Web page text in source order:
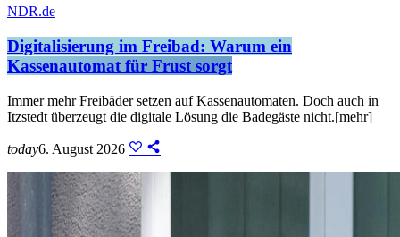
NDR.de
Digitalisierung im Freibad: Warum ein
Kassenautomat für Frust sorgt
Immer mehr Freibäder setzen auf Kassenautomaten. Doch auch in
Itzstedt überzeugt die digitale Lösung die Badegäste nicht.[mehr]
today6. August 2026